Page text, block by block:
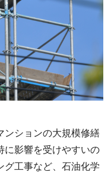
ンションの大規模修繕
に影響を受けやすいの
グ工事など、石油化学